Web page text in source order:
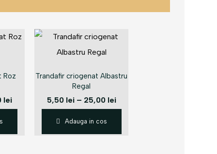
Roz
lei
Trandafir criogenat Albastru
Regal
5,50 lei – 25,00 lei
Adauga in cos